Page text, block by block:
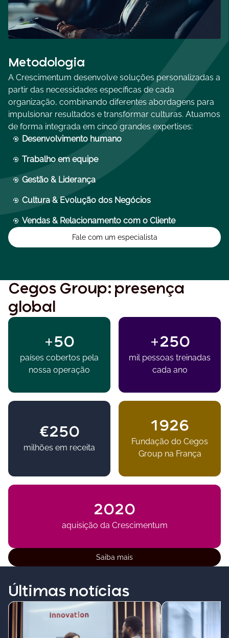
Metodologia
A Crescimentum desenvolve soluções personalizadas a
partir das necessidades específicas de cada
organização, combinando diferentes abordagens para
impulsionar resultados e transformar culturas. Atuamos
de forma integrada em cinco grandes expertises:
Desenvolvimento humano
Trabalho em equipe
Gestão & Liderança
Cultura & Evolução dos Negócios
Vendas & Relacionamento com o Cliente
Fale com um especialista
Cegos Group: presença
global
+50
países cobertos pela
nossa operação
+250
mil pessoas treinadas
cada ano
€250
milhões em receita
1926
Fundação do Cegos
Group na França
2020
aquisição da Crescimentum
Saiba mais
Últimas notícias